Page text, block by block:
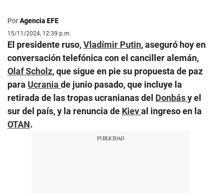
PorAgencia EFE
15/11/2024, 12:39 p.m.
El presidente ruso,Vladímir Putin, aseguró hoy en
conversación telefónica con el canciller alemán,
Olaf Scholz, que sigue en pie su propuesta de paz
para Ucrania de junio pasado, que incluye la
retirada de las tropas ucranianas del Donbásy el
sur del país, y la renuncia de Kieval ingreso en la
OTAN.